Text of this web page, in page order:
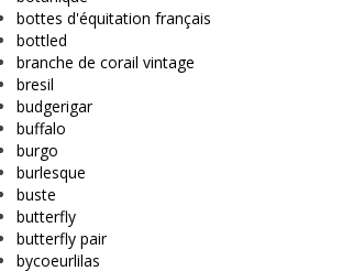
bottes d'équitation français
bottled
branche de corail vintage
bresil
budgerigar
buffalo
burgo
burlesque
buste
butterfly
butterfly pair
bycoeurlilas